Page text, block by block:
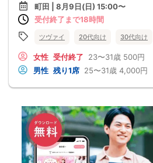
町田 | 8月9日(日) 15:00〜
受付終了まで18時間
ツヴァイ 20代向け 30代向け
女性 受付終了 23〜31歳 500円
男性 残り1席 25〜31歳 4,000円